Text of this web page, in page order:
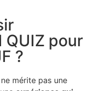
QUIZ pour
?
ne mérite pas une